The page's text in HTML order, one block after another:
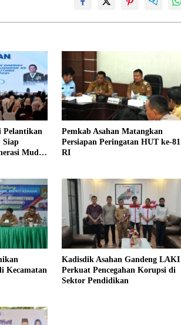
Pelantikan
Siap
Muda
Pemkab Asahan Matangkan
Persiapan Peringatan HUT ke-81
RI
Kecamatan
Kadisdik Asahan Gandeng LAKI
Perkuat Pencegahan Korupsi di
Sektor Pendidikan